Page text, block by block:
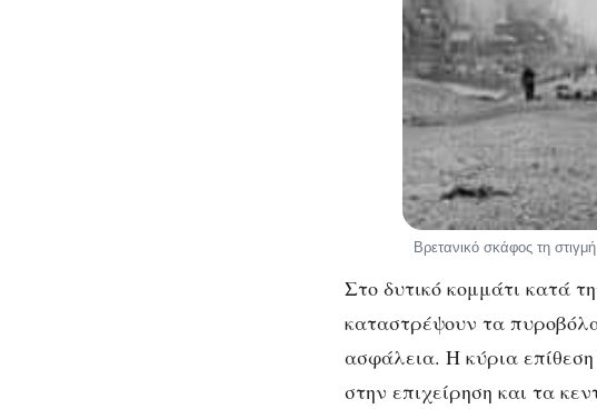
Βρετανικό σκάφος τη
Στο δυτικό κομμάτι κατά
καταστρέψουν τα
ασφάλεια. Η κύρια
στην επιχείρηση και τα